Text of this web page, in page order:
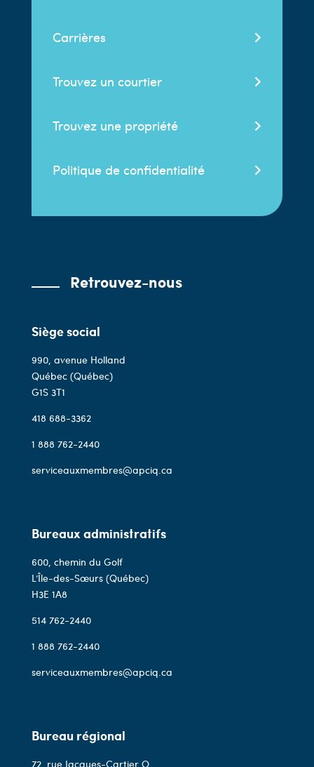
Carrières
Trouvez un courtier
Trouvez une propriété
Politique de confidentialité
Retrouvez-nous
Siège social
990, avenue Holland
Québec (Québec)
G1S 3T1
418 688-3362
1 888 762-2440
serviceauxmembres@apciq.ca
Bureaux administratifs
600, chemin du Golf
L’Île-des-Sœurs (Québec)
H3E 1A8
514 762-2440
1 888 762-2440
serviceauxmembres@apciq.ca
Bureau régional
72, rue Jacques-Cartier O,